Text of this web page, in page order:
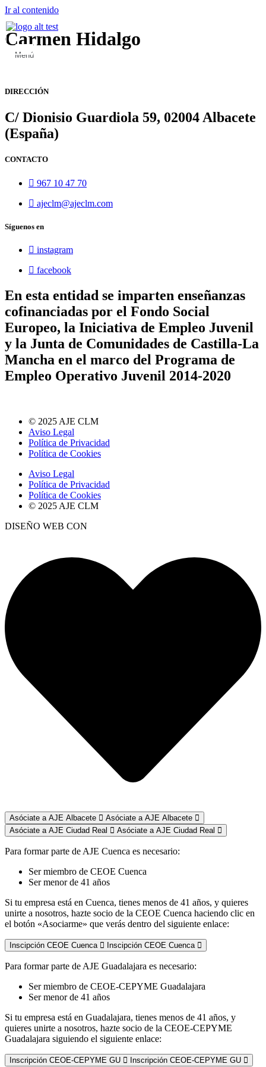
Ir al contenido
Menú
Carmen Hidalgo
DIRECCIÓN
C/ Dionisio Guardiola 59, 02004 Albacete
(España)
CONTACTO
967 10 47 70
ajeclm@ajeclm.com
Síguenos en
instagram
facebook
En esta entidad se imparten enseñanzas
cofinanciadas por el Fondo Social
Europeo, la Iniciativa de Empleo Juvenil
y la Junta de Comunidades de Castilla-La
Mancha en el marco del Programa de
Empleo Operativo Juvenil 2014-2020
© 2025 AJE CLM
Aviso Legal
Política de Privacidad
Política de Cookies
Aviso Legal
Política de Privacidad
Política de Cookies
© 2025 AJE CLM
DISEÑO WEB CON
Asóciate a AJE Albacete
Asóciate a AJE Albacete
Asóciate a AJE Ciudad Real
Asóciate a AJE Ciudad Real
Para formar parte de AJE Cuenca es necesario:
Ser miembro de CEOE Cuenca
Ser menor de 41 años
Si tu empresa está en Cuenca, tienes menos de 41 años, y quieres
unirte a nosotros, hazte socio de la CEOE Cuenca haciendo clic en
el botón «Asociarme» que verás dentro del siguiente enlace:
Inscipción CEOE Cuenca Inscipción CEOE Cuenca
Para formar parte de AJE Guadalajara es necesario:
Ser miembro de CEOE-CEPYME Guadalajara
Ser menor de 41 años
Si tu empresa está en Guadalajara, tienes menos de 41 años, y
quieres unirte a nosotros, hazte socio de la CEOE-CEPYME
Guadalajara siguiendo el siguiente enlace:
Inscripción CEOE-CEPYME GU Inscripción CEOE-CEPYME GU